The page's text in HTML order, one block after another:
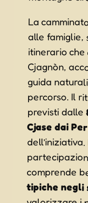
La
alle
itinerario
Cjagnòn,
guida
percorso. Il
previsti dalle
Cjase dai
comprende
tipiche negli